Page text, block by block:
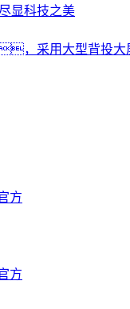
显科技之美
，采用大型背投大
方
方